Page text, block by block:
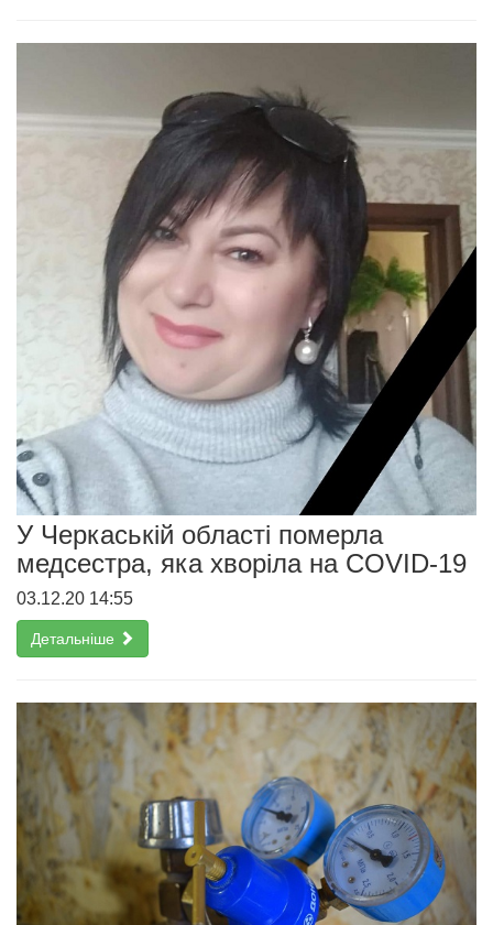
У Черкаській області померла
медсестра, яка хворіла на COVID-19
03.12.20 14:55
Детальніше